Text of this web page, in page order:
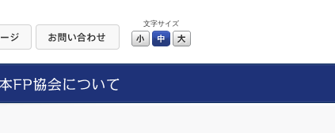
文字サイズ
小 中